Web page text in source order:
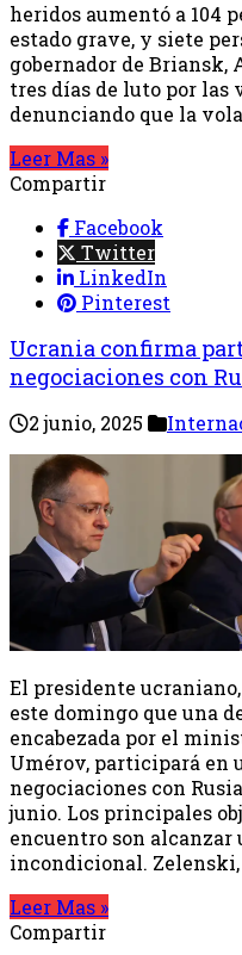
heridos aumentó a 104
estado grave, y siete
gobernador de Briansk,
tres días de luto por las
denunciando que la
Leer Mas »
Compartir
Facebook
Twitter
LinkedIn
Pinterest
Ucrania confirma
negociaciones con
2 junio, 2025
El presidente
este domingo que una
encabezada por el
Umérov, participará en
negociaciones con
junio. Los principales
encuentro son alcanzar
incondicional.
Leer Mas »
Compartir